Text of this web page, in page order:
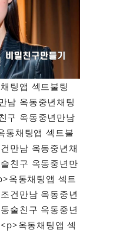
팅앱 섹트불팅
남 옥동중년채팅
구 옥동중년만남
동채팅앱 섹트불
만남 옥동중년채
친구 옥동중년만
옥동채팅앱 섹트
건만남 옥동중년
술친구 옥동중년
옥동채팅앱 섹